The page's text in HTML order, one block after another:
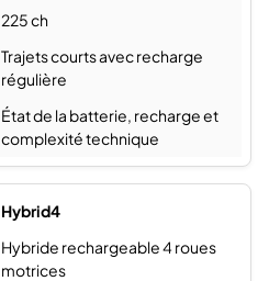
225 ch
Trajets courts avec recharge
régulière
État de la batterie, recharge et
complexité technique
Hybrid4
Hybride rechargeable 4 roues
motrices